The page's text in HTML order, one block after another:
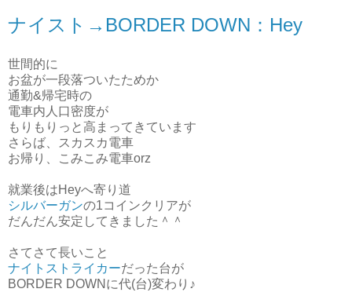
ナイスト→BORDER DOWN：Hey
世間的に
お盆が一段落ついたためか
通勤&帰宅時の
電車内人口密度が
もりもりっと高まってきています
さらば、スカスカ電車
お帰り、こみこみ電車orz
就業後はHeyへ寄り道
シルバーガンの1コインクリアが
だんだん安定してきました＾＾
さてさて長いこと
ナイトストライカーだった台が
BORDER DOWNに代(台)変わり♪